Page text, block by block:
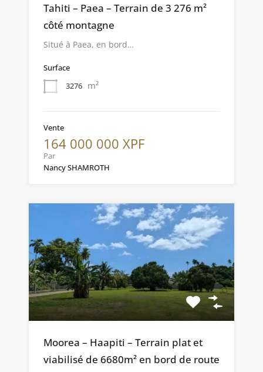
Tahiti – Paea – Terrain de 3 276 m²
côté montagne
Situé à Paea, en bord…
Surface
3276 m²
Vente
164 000 000 XPF
Par
Nancy SHAMROTH
Moorea – Haapiti – Terrain plat et
viabilisé de 6680m² en bord de route